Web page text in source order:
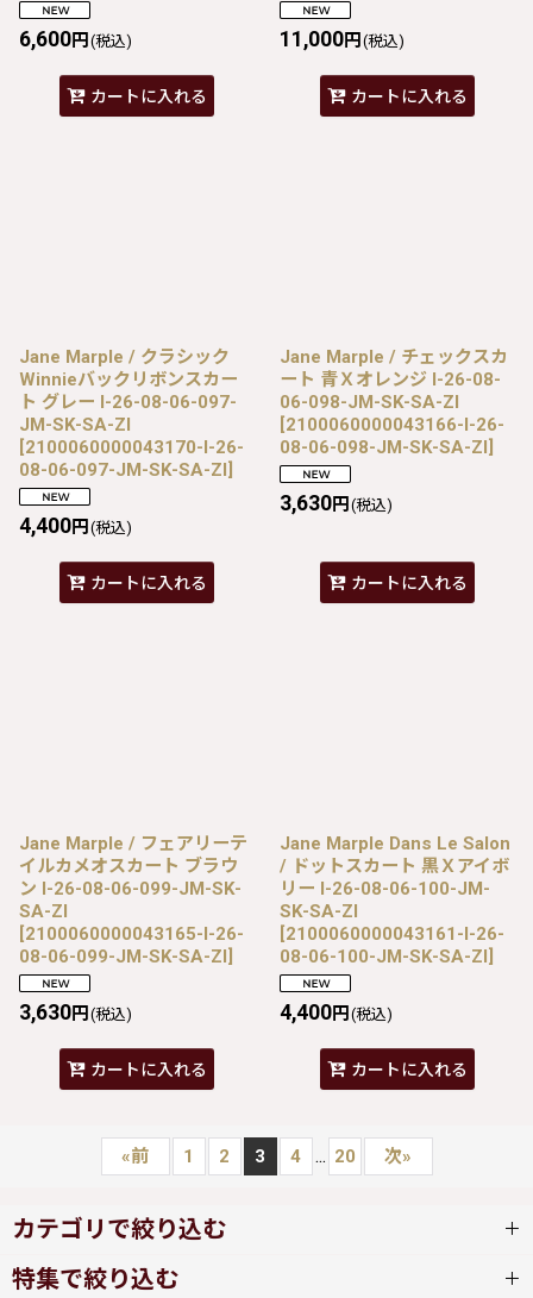
6,600円 (税込)
カートに入れる
11,000円 (税込)
カートに入れる
Jane Marple / クラシック
Winnieバックリボンスカー
ト グレー I-26-08-06-097-
JM-SK-SA-ZI
[2100060000043170-I-26-
08-06-097-JM-SK-SA-ZI]
4,400円 (税込)
カートに入れる
Jane Marple / チェックスカ
ート 青Ｘオレンジ I-26-08-
06-098-JM-SK-SA-ZI
[2100060000043166-I-26-
08-06-098-JM-SK-SA-ZI]
3,630円 (税込)
カートに入れる
Jane Marple / フェアリーテ
イルカメオスカート ブラウ
ン I-26-08-06-099-JM-SK-
SA-ZI
[2100060000043165-I-26-
08-06-099-JM-SK-SA-ZI]
3,630円 (税込)
カートに入れる
Jane Marple Dans Le Salon
/ ドットスカート 黒Ｘアイボ
リー I-26-08-06-100-JM-
SK-SA-ZI
[2100060000043161-I-26-
08-06-100-JM-SK-SA-ZI]
4,400円 (税込)
カートに入れる
«前 1 2 3 4 ... 20 次»
カテゴリで絞り込む
特集で絞り込む